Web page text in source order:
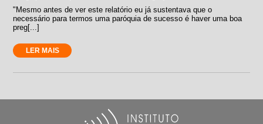
"Mesmo antes de ver este relatório eu já sustentava que o
necessário para termos uma paróquia de sucesso é haver uma boa
preg[...]
LER MAIS